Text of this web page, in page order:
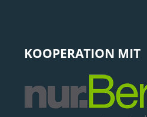
KOOPERATION MIT